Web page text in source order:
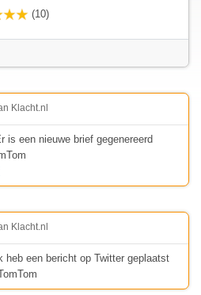
(10)
Klacht.nl
is een nieuwe brief gegenereerd
Klacht.nl
heb een bericht op Twitter geplaatst